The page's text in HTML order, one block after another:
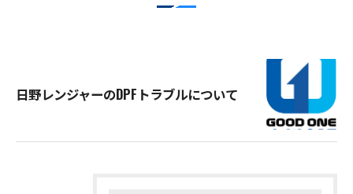
日野レンジャーのDPFトラブルについて